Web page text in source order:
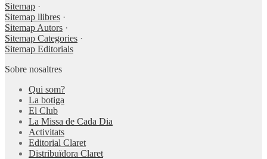
Sitemap ·
Sitemap llibres ·
Sitemap Autors ·
Sitemap Categories ·
Sitemap Editorials
Sobre nosaltres
Qui som?
La botiga
El Club
La Missa de Cada Dia
Activitats
Editorial Claret
Distribuïdora Claret